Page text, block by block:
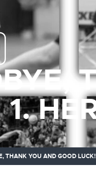
THANK YOU AND GOOD LUCK!